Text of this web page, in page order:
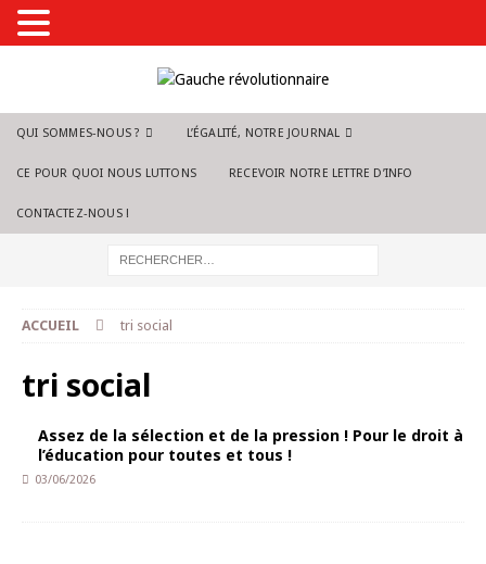
QUI SOMMES-NOUS ? L’ÉGALITÉ, NOTRE JOURNAL
CE POUR QUOI NOUS LUTTONS RECEVOIR NOTRE LETTRE D’INFO
CONTACTEZ-NOUS !
ACCUEIL tri social
tri social
Assez de la sélection et de la pression ! Pour le droit à
l’éducation pour toutes et tous !
03/06/2026